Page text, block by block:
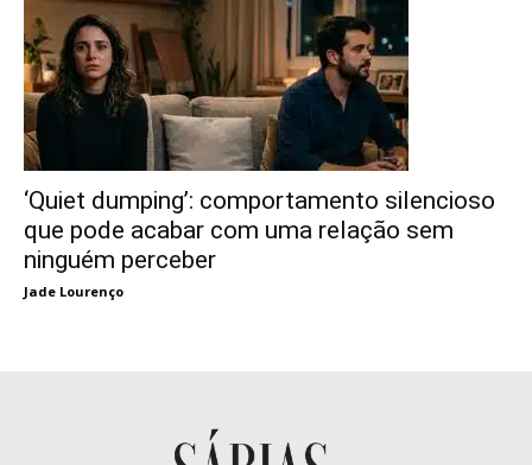
‘Quiet dumping’: comportamento silencioso
que pode acabar com uma relação sem
ninguém perceber
Jade Lourenço